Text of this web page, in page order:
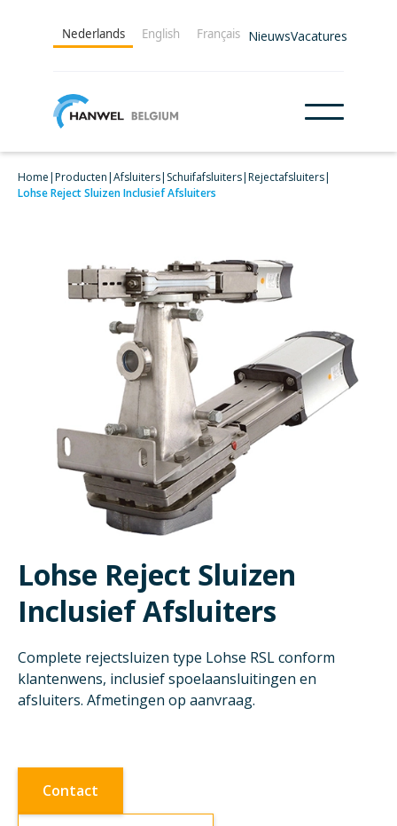
Nederlands English Français NieuwsVacatures
Home|Producten|Afsluiters| Schuifafsluiters|Rejectafsluiters|
Lohse Reject Sluizen Inclusief Afsluiters
Lohse Reject Sluizen
Inclusief Afsluiters
Complete rejectsluizen type Lohse RSL conform
klantenwens, inclusief spoelaansluitingen en
afsluiters. Afmetingen op aanvraag.
Contact